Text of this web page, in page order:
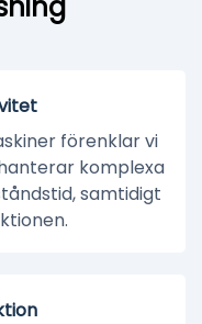
förenklar vi
komplexa
samtidigt